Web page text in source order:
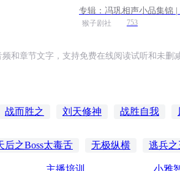
专辑： 冯巩相声小品集锦
重现
猴子剧社 753
和章节文字，支持免费在线阅读试听和未删减
战而胜之 刘天修神 战胜自我
末世之胜者为王 末世之我叫刘
后之Boss太毒舌 无极纵横 逃兵之